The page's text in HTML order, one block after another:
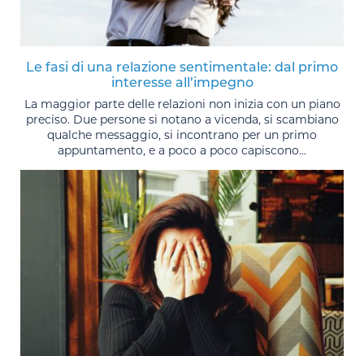
Le fasi di una relazione sentimentale: dal primo
interesse all’impegno
La maggior parte delle relazioni non inizia con un piano
preciso. Due persone si notano a vicenda, si scambiano
qualche messaggio, si incontrano per un primo
appuntamento, e a poco a poco capiscono...